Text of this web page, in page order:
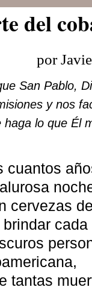
del
por
San Pablo,
y nos
lo que Él
cuantos
cervezas
tantas